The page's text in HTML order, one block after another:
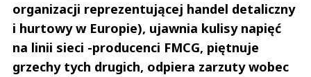
organizacji reprezentującej handel detaliczny
i hurtowy w Europie), ujawnia kulisy napięć
na linii sieci -producenci FMCG, piętnuje
grzechy tych drugich, odpiera zarzuty wobec